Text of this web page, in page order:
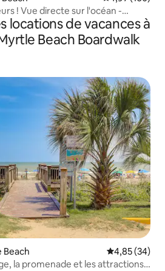
! Vue directe sur l'océan -
locations de vacances à
Beach Boardwalk
Beach Évaluation
4,85 (34)
la promenade et les attractions